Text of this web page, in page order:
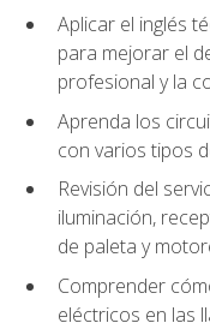
Aplicar el inglés
para mejorar el
profesional y la
Aprenda los
con varios tipos
Revisión del
iluminación,
de paleta y
Comprender
eléctricos en las